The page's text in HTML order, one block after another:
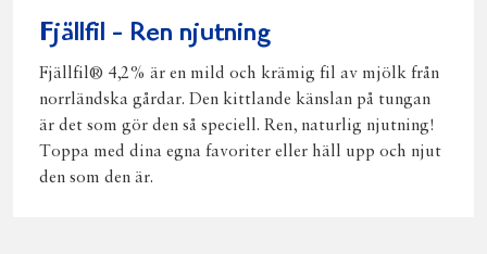
Fjällfil - Ren njutning
Fjällfil® 4,2% är en mild och krämig fil av mjölk från
norrländska gårdar. Den kittlande känslan på tungan
är det som gör den så speciell. Ren, naturlig njutning!
Toppa med dina egna favoriter eller häll upp och njut
den som den är.